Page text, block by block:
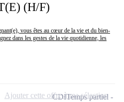
(H/F)
vous êtes au cœur de la vie et du bien-
dans les gestes de la vie quotidienne, les
CDITemps partiel
Ajouter cette offre à ma sélection